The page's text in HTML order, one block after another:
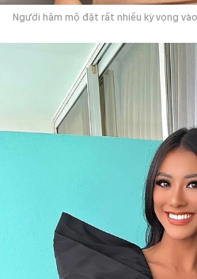
Người hâm mộ đặt rất nhiều kỳ vọng